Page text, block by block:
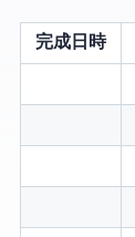
完成日時